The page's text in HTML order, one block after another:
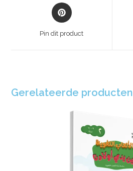
Pin dit product
Gerelateerde producten